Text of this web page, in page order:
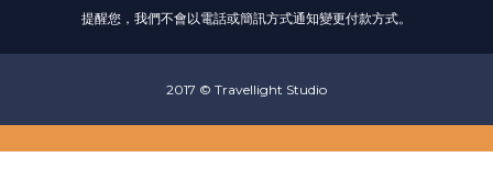
提醒您，我們不會以電話或簡訊方式通知變更付款方式。
2017 © Travellight Studio